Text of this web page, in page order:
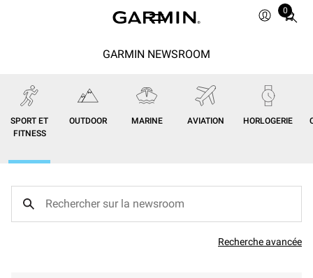
0
Total
GARMIN NEWSROOM
SPORT ET
FITNESS
OUTDOOR MARINE AVIATION HORLOGERIE
Recherche avancée